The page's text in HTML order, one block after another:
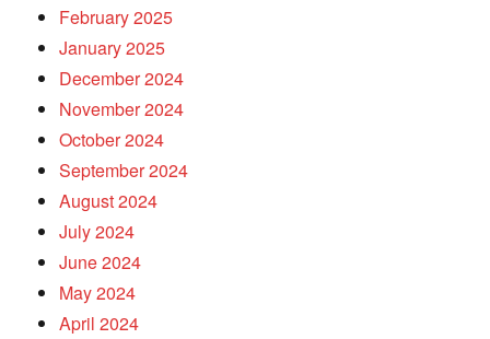
February 2025
January 2025
December 2024
November 2024
October 2024
September 2024
August 2024
July 2024
June 2024
May 2024
April 2024